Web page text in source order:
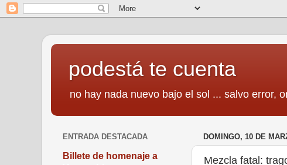
podestá te cuenta
no hay nada nuevo bajo el sol ... salvo error,
DOMINGO, 10 DE
Mezcla fatal:
ENTRADA DESTACADA
Billete de homenaje a